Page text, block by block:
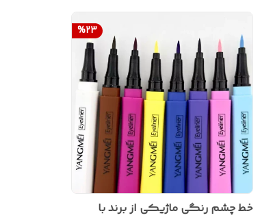
%23
خط چشم رنگی ماژیکی از برند با